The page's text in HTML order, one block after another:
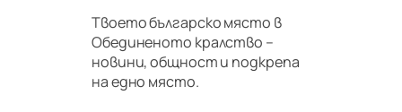
Твоето българско място в
Обединеното кралство –
новини, общност и подкрепа
на едно място.